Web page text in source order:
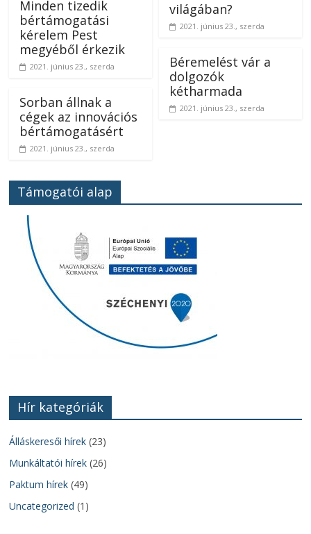
Minden tizedik
bértámogatási
kérelem Pest
megyéből érkezik
2021. június 23., szerda
Sorban állnak a
cégek az innovációs
bértámogatásért
2021. június 23., szerda
világában?
2021. június 23., szerda
Béremelést vár a
dolgozók
kétharmada
2021. június 23., szerda
Támogatói alap
Hír kategóriák
Álláskeresői hírek (23)
Munkáltatói hírek (26)
Paktum hírek (49)
Uncategorized (1)